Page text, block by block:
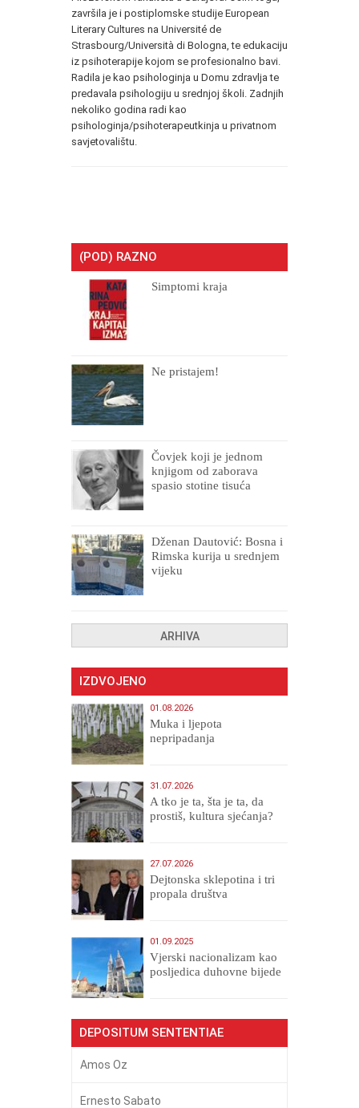
završila je i postiplomske studije European
Literary Cultures na Université de
Strasbourg/Università di Bologna, te edukaciju
iz psihoterapije kojom se profesionalno bavi.
Radila je kao psihologinja u Domu zdravlja te
predavala psihologiju u srednjoj školi. Zadnjih
nekoliko godina radi kao
psihologinja/psihoterapeutkinja u privatnom
savjetovalištu.
(POD) RAZNO
Simptomi kraja
Ne pristajem!
Čovjek koji je jednom
knjigom od zaborava
spasio stotine tisuća
Dženan Dautović: Bosna i
Rimska kurija u srednjem
vijeku
ARHIVA
IZDVOJENO
01.08.2026
Muka i ljepota
nepripadanja
31.07.2026
A tko je ta, šta je ta, da
prostiš, kultura sjećanja?
27.07.2026
Dejtonska sklepotina i tri
propala društva
01.09.2025
​Vjerski nacionalizam kao
posljedica duhovne bijede
DEPOSITUM SENTENTIAE
Amos Oz
Ernesto Sabato